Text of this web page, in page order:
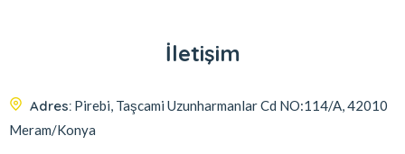
İletişim
Adres: Pirebi, Taşcami Uzunharmanlar Cd NO:114/A, 42010
Meram/Konya